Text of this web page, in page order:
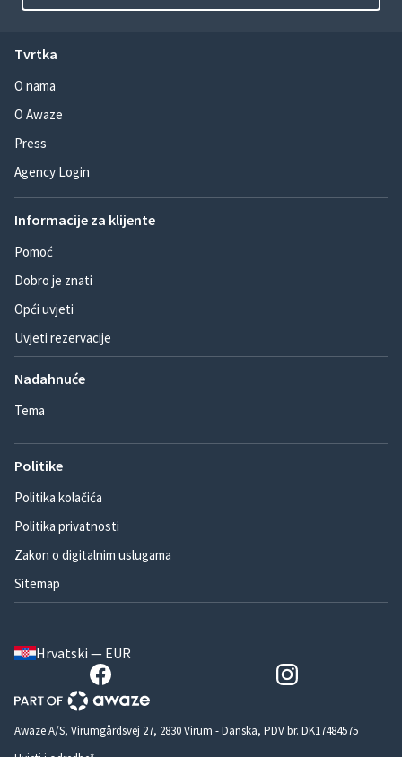
Tvrtka
O nama
O Awaze
Press
Agency Login
Informacije za klijente
Pomoć
Dobro je znati
Opći uvjeti
Uvjeti rezervacije
Nadahnuće
Tema
Politike
Politika kolačića
Politika privatnosti
Zakon o digitalnim uslugama
Sitemap
Hrvatski — EUR
Awaze A/S, Virumgårdsvej 27, 2830 Virum - Danska, PDV br. DK17484575